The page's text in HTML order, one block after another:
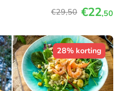
€29,50 €22,50
28% korting